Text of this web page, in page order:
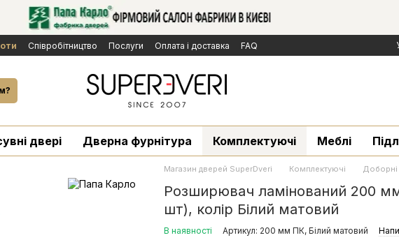
Cпівробітництво Послуги Оплата і доставка
FAQ
оферти
Бренди
Новини
двері Дверна фурнітура Комплектуючі Меблі
Магазин дверей SuperDveri Комплектуючі Доборні
Розширювач ламінований 200
шт), колір Білий матовий
В наявності Артикул: 200 мм ПК, Білий матовий